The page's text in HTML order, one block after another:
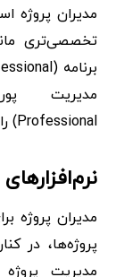
مدیران پروژه
تخصصی‌تری
Professional) را پیش پای مدیران می‌گذارد.
مدیران پروژه
پروژه‌ها، در
مدیریت پروژه